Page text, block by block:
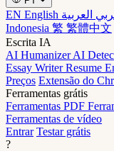
EN English
Indonesia 繁 繁體中文
Escrita IA
AI HumanizerAI
Essay WriterResume
Preços Extensão do
Ferramentas grátis
Ferramentas PDF
Ferramentas de vídeo
Entrar Testar grátis
?